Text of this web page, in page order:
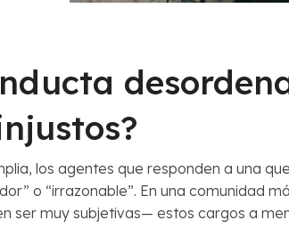
los agentes que responden a una
o “irrazonable”. En una comunidad
ser muy subjetivas— estos cargos a